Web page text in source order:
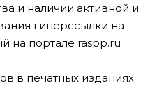
и наличии активной и
гиперссылки на
на портале raspp.ru
в печатных изданиях